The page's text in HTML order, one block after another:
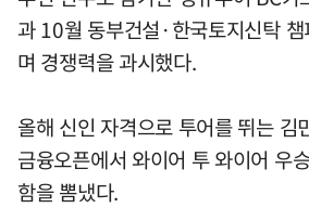
과 10월 동부건설·한국토지신탁
며 경쟁력을 과시했다.
올해 신인 자격으로 투어를 뛰는 김
금융오픈에서 와이어 투 와이어 우
함을 뽐냈다.